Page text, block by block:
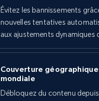
Évitez les bannissements
nouvelles tentatives
aux ajustements dynamiques
Couverture géographique
mondiale
Débloquez du contenu depuis